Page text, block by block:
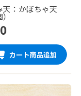
天：かぼちゃ天
）
カート商品追加